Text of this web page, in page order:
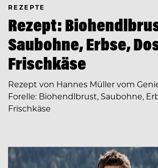
REZEPTE
Rezept:
Saubohne, Erbse,
Frischkäse
Rezept von Hannes Müller vom
Forelle: Biohendlbrust, Saubohne,
Frischkäse